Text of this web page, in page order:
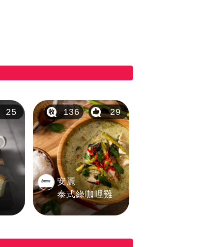
25
安麗
泰式綠咖哩雞
136 29